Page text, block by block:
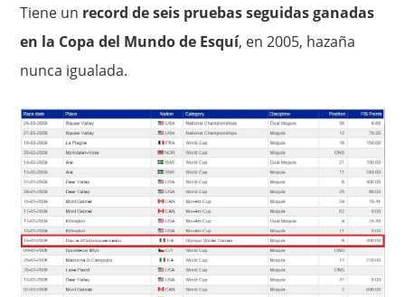
Tiene un record de seis pruebas seguidas ganadas
en la Copa del Mundo de Esquí, en 2005, hazaña
nunca igualada.